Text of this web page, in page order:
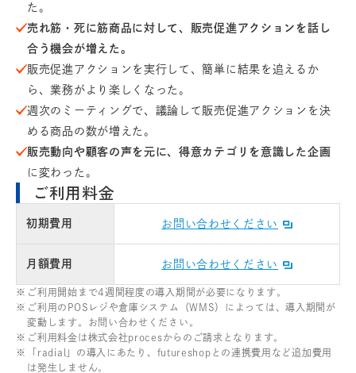
た。
売れ筋・死に筋商品に対して、販売促進アクションを話し
合う機会が増えた。
販売促進アクションを実行して、簡単に結果を追えるか
ら、業務がより楽しくなった。
週次のミーティングで、議論して販売促進アクションを決
める商品の数が増えた。
販売動向や顧客の声を元に、得意カテゴリを意識した企画
に変わった。
ご利用料金
初期費用 お問い合わせください
月額費用 お問い合わせください
ご利用開始まで4週間程度の導入期間が必要になります。
ご利用のPOSレジや倉庫システム（WMS）によっては、導入期間が
変動します。お問い合わせください。
ご利用料金は株式会社procesからのご請求となります。
「radial」の導入にあたり、futureshopとの連携費用など追加費用
は発生しません。